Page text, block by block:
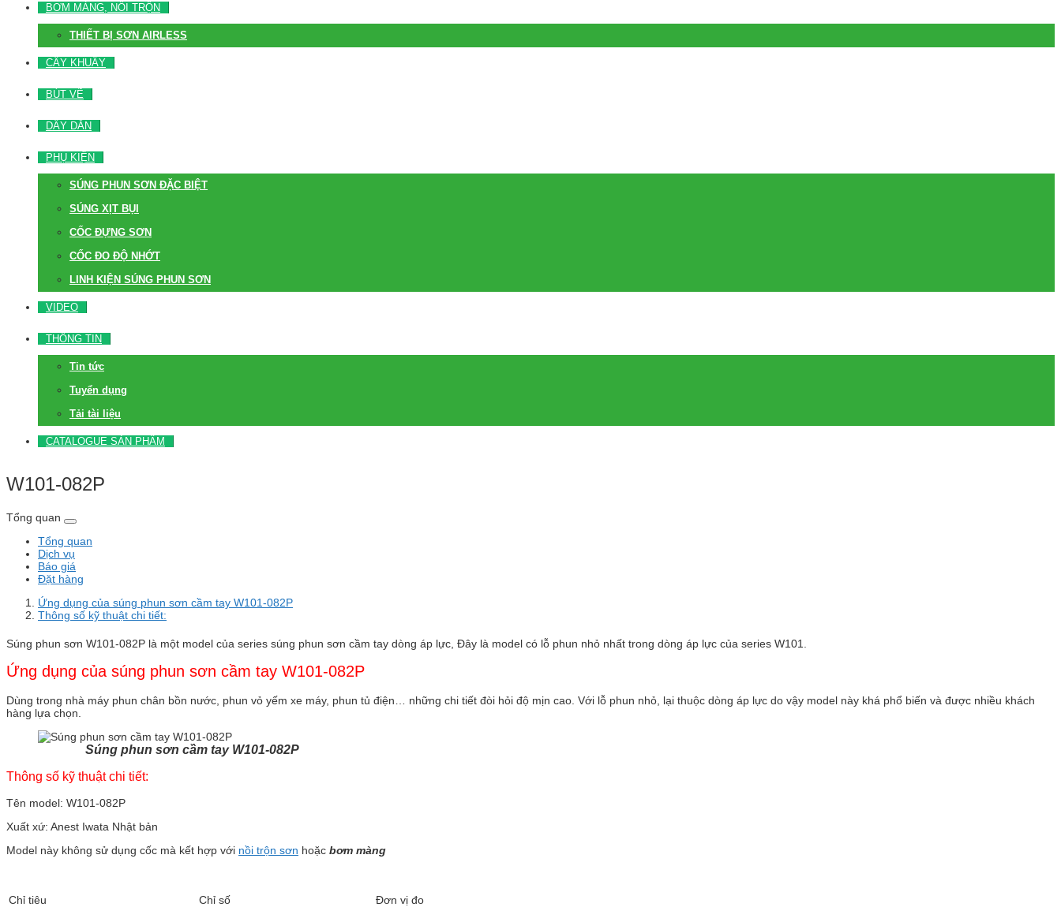
BƠM MÀNG, NỒI TRỘN
THIẾT BỊ SƠN AIRLESS
CÂY KHUẤY
BÚT VẼ
DÂY DẪN
PHỤ KIỆN
SÚNG PHUN SƠN ĐẶC BIỆT
SÚNG XỊT BỤI
CỐC ĐỰNG SƠN
CỐC ĐO ĐỘ NHỚT
LINH KIỆN SÚNG PHUN SƠN
VIDEO
THÔNG TIN
Tin tức
Tuyển dụng
Tải tài liệu
CATALOGUE SẢN PHẨM
W101-082P
Tổng quan
Tổng quan
Dịch vụ
Báo giá
Đặt hàng
Ứng dụng của súng phun sơn cầm tay W101-082P
Thông số kỹ thuật chi tiết:
Súng phun sơn W101-082P là một model của series súng phun sơn cầm tay dòng áp lực, Đây là model có lỗ phun nhỏ nhất trong dòng áp lực của series W101.
Ứng dụng của súng phun sơn cầm tay W101-082P
Dùng trong nhà máy phun chân bồn nước, phun vỏ yếm xe máy, phun tủ điện… những chi tiết đòi hỏi độ mịn cao. Với lỗ phun nhỏ, lại thuộc dòng áp lực do vậy model này khá phổ biến và được nhiều khách
hàng lựa chọn.
Súng phun sơn cầm tay W101-082P
Thông số kỹ thuật chi tiết:
Tên model: W101-082P
Xuất xứ: Anest Iwata Nhật bản
Model này không sử dụng cốc mà kết hợp với nồi trộn sơn hoặc bơm màng
Chỉ tiêu Chỉ số
Đơn vị đo